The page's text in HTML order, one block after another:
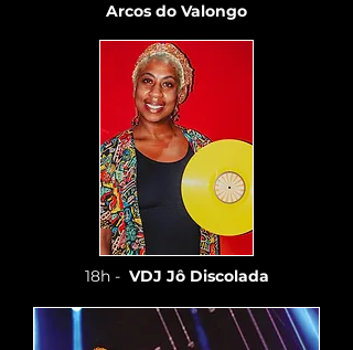
Arcos do Valongo
18h - VDJ Jô Discolada